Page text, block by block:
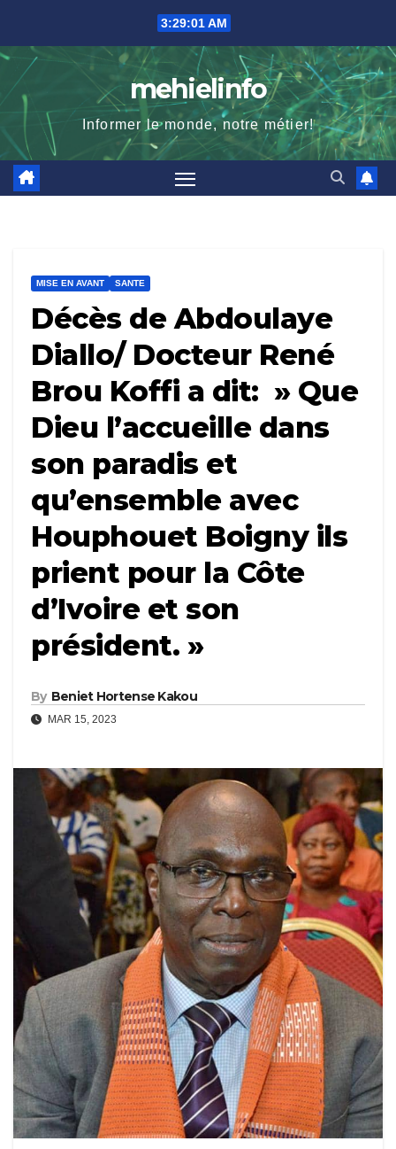
content
3:29:02 AM
mehielinfo
Informer le monde, notre métier!
MISE EN AVANT SANTE
Décès de Abdoulaye
Diallo/ Docteur René
Brou Koffi a dit: » Que
Dieu l’accueille dans
son paradis et
qu’ensemble avec
Houphouet Boigny ils
prient pour la Côte
d’Ivoire et son
président. »
By Beniet Hortense Kakou
MAR 15, 2023